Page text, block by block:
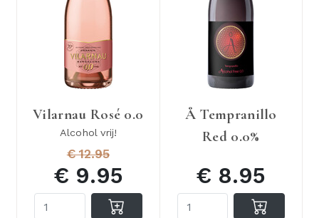
Vilarnau Rosé 0.0
Alcohol vrij!
€ 9.95
€ 12.95
Å Tempranillo
Red 0.0%
€ 8.95